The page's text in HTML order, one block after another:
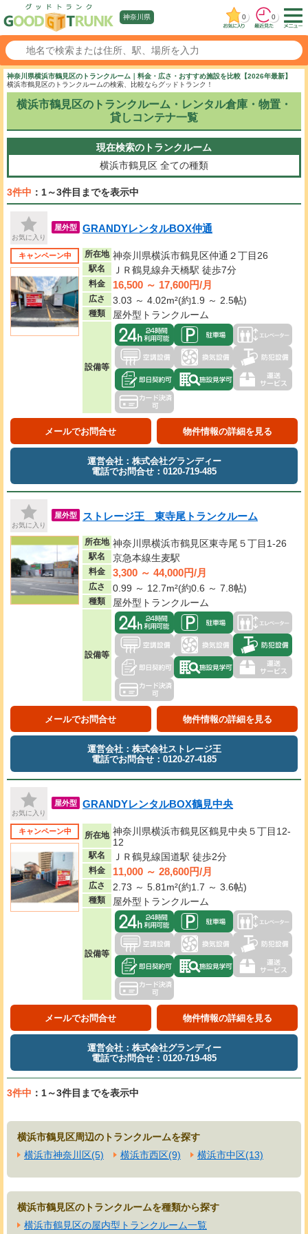
神奈川県 0 0
神奈川県横浜市鶴見区のトランクルーム｜料金・広さ・おすすめ施設を比較【2026年最新】
横浜市鶴見区のトランクルームの検索、比較ならグッドトランク！
横浜市鶴見区のトランクルーム・レンタル倉庫・物置・
貸しコンテナ一覧
現在検索のトランクルーム
横浜市鶴見区 全ての種類
3件中 ：1～3件目までを表示中
お気に入り
屋外型 GRANDYレンタルBOX仲通
キャンペーン中 所在地 神奈川県横浜市鶴見区仲通２丁目26
駅名 ＪＲ鶴見線弁天橋駅 徒歩7分
料金 16,500 ～ 17,600円/月
広さ 3.03 ～ 4.02m²(約1.9 ～ 2.5帖)
種類 屋外型トランクルーム
設備等
メールでお問合せ 物件情報の詳細を見る
運営会社：株式会社グランディー
電話でお問合せ：0120-719-485
お気に入り
屋外型 ストレージ王 東寺尾トランクルーム
所在地 神奈川県横浜市鶴見区東寺尾５丁目1-26
駅名 京急本線生麦駅
料金 3,300 ～ 44,000円/月
広さ 0.99 ～ 12.7m²(約0.6 ～ 7.8帖)
種類 屋外型トランクルーム
設備等
メールでお問合せ 物件情報の詳細を見る
運営会社：株式会社ストレージ王
電話でお問合せ：0120-27-4185
お気に入り
屋外型 GRANDYレンタルBOX鶴見中央
キャンペーン中 所在地 神奈川県横浜市鶴見区鶴見中央５丁目12-
12
駅名 ＪＲ鶴見線国道駅 徒歩2分
料金 11,000 ～ 28,600円/月
広さ 2.73 ～ 5.81m²(約1.7 ～ 3.6帖)
種類 屋外型トランクルーム
設備等
メールでお問合せ 物件情報の詳細を見る
運営会社：株式会社グランディー
電話でお問合せ：0120-719-485
3件中 ：1～3件目までを表示中
横浜市鶴見区周辺のトランクルームを探す
横浜市神奈川区(5)
横浜市西区(9) 横浜市中区(13)
横浜市鶴見区のトランクルームを種類から探す
横浜市鶴見区の屋内型トランクルーム一覧